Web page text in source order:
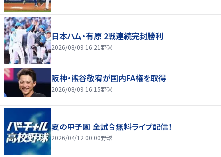
日本ハム・有原 2戦連続完封勝利
2026/08/09 16:21 野球
阪神・熊谷敬宥が国内FA権を取得
2026/08/09 16:15野球
夏の甲子園 全試合無料ライブ配信！
2026/04/12 00:00野球